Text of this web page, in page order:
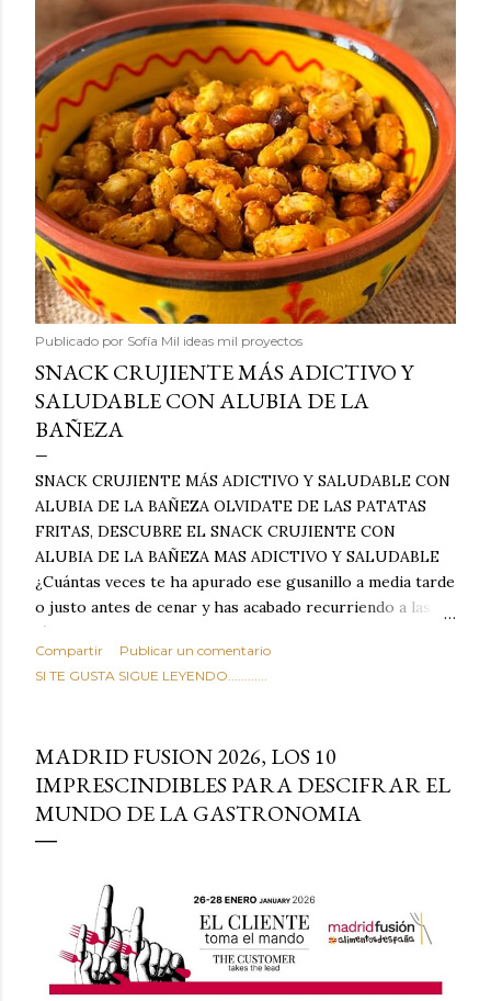
Publicado por Sofía Mil ideas mil proyectos
SNACK CRUJIENTE MÁS ADICTIVO Y
SALUDABLE CON ALUBIA DE LA
BAÑEZA
SNACK CRUJIENTE MÁS ADICTIVO Y SALUDABLE CON
ALUBIA DE LA BAÑEZA OLVIDATE DE LAS PATATAS
FRITAS, DESCUBRE EL SNACK CRUJIENTE CON
ALUBIA DE LA BAÑEZA MAS ADICTIVO Y SALUDABLE
¿Cuántas veces te ha apurado ese gusanillo a media tarde
o justo antes de cenar y has acabado recurriendo a las
típicas patatas de bolsa, frutos secos fritos o snacks
ultraprocesados llenos de grasas saturadas y sodio?
Todos hemos estado ahí. Sin embargo, cuidarse no tiene
satisface. Estas alubias crujientes al horno van a cambiar
por completo tu forma de ver las legumbres. Olvídate de
asociar las alubias únicamente a los guisos tradicionales y
humilde como la alubia de La Bañeza en un snack ligero,
dorado, cargado de proteína y 100% natural. Es el
sustituto perfecto a los frutos se...
Compartir
Publicar un comentario
SI TE GUSTA SIGUE LEYENDO............
MADRID FUSION 2026, LOS 10
IMPRESCINDIBLES PARA DESCIFRAR EL
MUNDO DE LA GASTRONOMIA